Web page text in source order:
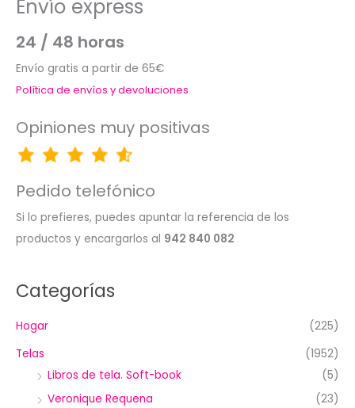
Envío express
24 / 48 horas
Envío gratis a partir de 65€
Política de envíos y devoluciones
Opiniones muy positivas
Pedido telefónico
Si lo prefieres, puedes apuntar la referencia de los
productos y encargarlos al 942 840 082
Categorías
Hogar
(225)
Telas
(1952)
Libros de tela. Soft-book
(5)
Veronique Requena
(23)